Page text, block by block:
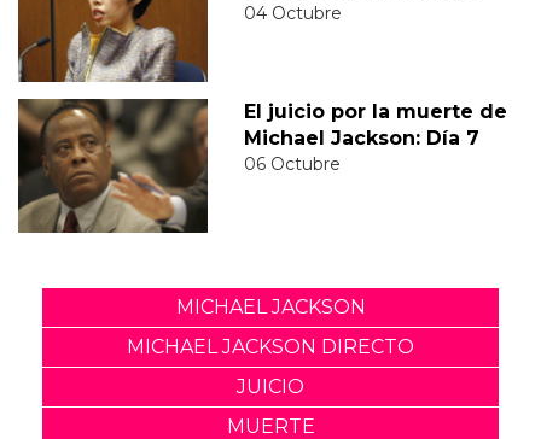
04 Octubre
El juicio por la muerte de
Michael Jackson: Día 7
06 Octubre
MICHAEL JACKSON
MICHAEL JACKSON DIRECTO
JUICIO
MUERTE